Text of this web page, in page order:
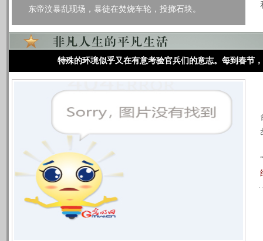
东帝汶暴乱现场，暴徒在焚烧车轮，投掷石块。
特殊的环境似乎又在有意考验官兵们的意志。每到春节